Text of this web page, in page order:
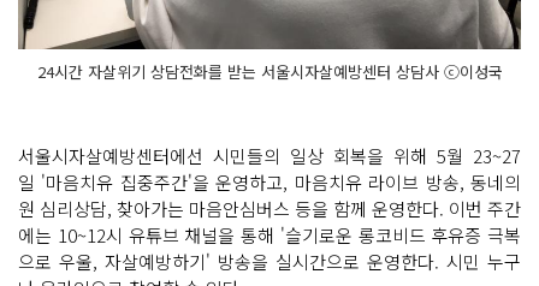
24시간 자살위기 상담전화를 받는 서울시자살예방센터 상담사 ⓒ이성국
서울시자살예방센터에선 시민들의 일상 회복을 위해 5월 23~27
일 '마음치유 집중주간'을 운영하고, 마음치유 라이브 방송, 동네의
원 심리상담, 찾아가는 마음안심버스 등을 함께 운영한다. 이번 주간
에는 10~12시 유튜브 채널을 통해 '슬기로운 롱코비드 후유증 극복
으로 우울, 자살예방하기' 방송을 실시간으로 운영한다. 시민 누구